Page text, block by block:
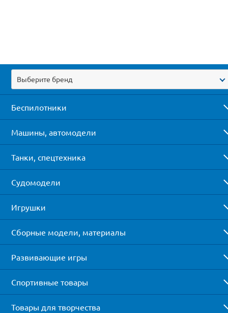
Выберите бренд
Беспилотники
Машины, автомодели
Танки, спецтехника
Судомодели
Игрушки
Сборные модели, материалы
Развивающие игры
Спортивные товары
Товары для творчества